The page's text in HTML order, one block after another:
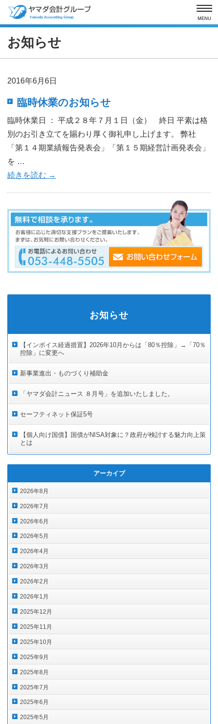
MENU
お知らせ
2016年6月6日
臨時休業のお知らせ
臨時休業日 ： 平成２８年７月１日（金） 終日 平素は格
別のお引き立てを賜わり厚く御礼申し上げます。 弊社
「第１４期業績報告発表会」「第１５期経営計画発表会」
を …
続きを読む →
お知らせ
【インボイス経過措置】2026年10月からは「80％控除」→「70％
控除」に変更へ
新事業進出・ものづくり補助金
「ヤマダ会計ニュース ８月号」を追加いたしました。
セーフティネット保証5号
【個人向け国債】国債がNISA対象に？政府が検討する魅力向上策
とは
アーカイブ
2026年8月
2026年7月
2026年6月
2026年5月
2026年4月
2026年3月
2026年2月
2026年1月
2025年12月
2025年11月
2025年10月
2025年9月
2025年8月
2025年7月
2025年6月
2025年5月